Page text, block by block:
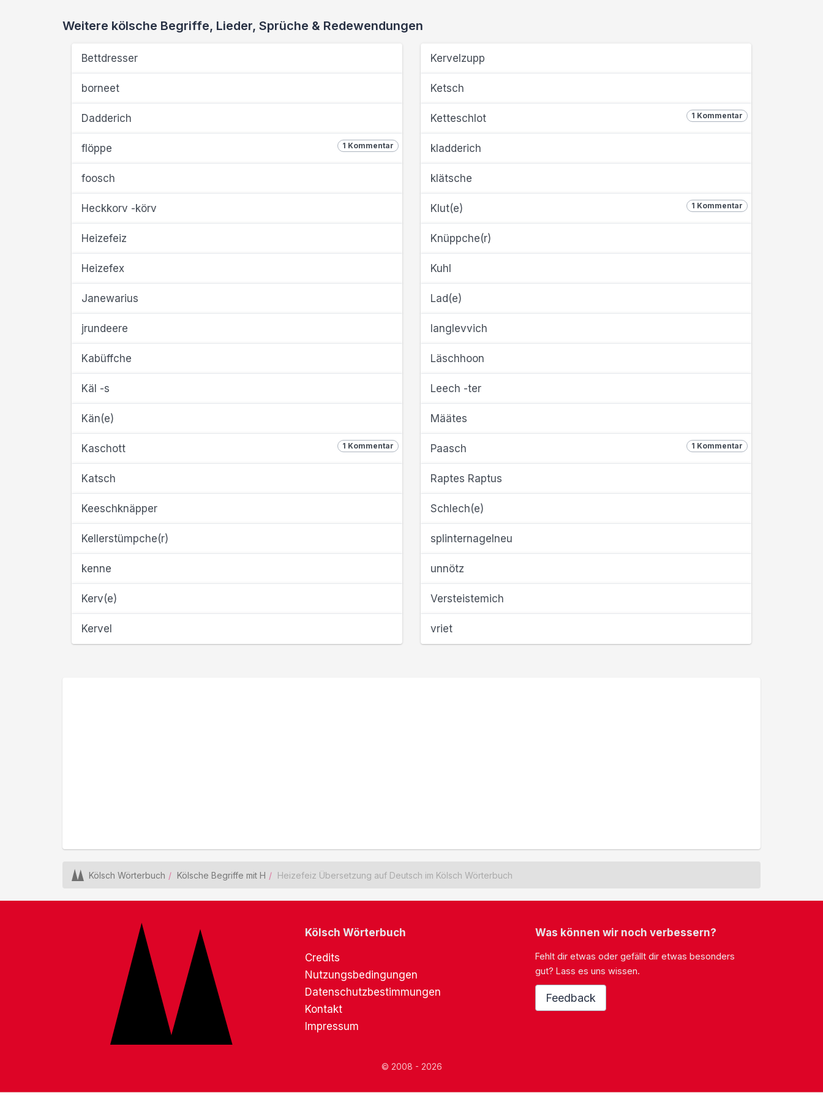
Weitere kölsche Begriffe, Lieder, Sprüche & Redewendungen
Bettdresser
borneet
Dadderich
1 Kommentar
flöppe
foosch
Heckkorv -körv
Heizefeiz
Heizefex
Janewarius
jrundeere
Kabüffche
Käl -s
Kän(e)
1 Kommentar
Kaschott
Katsch
Keeschknäpper
Kellerstümpche(r)
kenne
Kerv(e)
Kervel
Kervelzupp
Ketsch
1 Kommentar
Ketteschlot
kladderich
klätsche
1 Kommentar
Klut(e)
Knüppche(r)
Kuhl
Lad(e)
langlevvich
Läschhoon
Leech -ter
Määtes
1 Kommentar
Paasch
Raptes Raptus
Schlech(e)
splinternagelneu
unnötz
Versteistemich
vriet
Kölsch Wörterbuch Kölsche Begriffe mit H Heizefeiz Übersetzung auf Deutsch im Kölsch Wörterbuch
Kölsch Wörterbuch
Credits
Nutzungsbedingungen
Datenschutzbestimmungen
Kontakt
Impressum
Was können wir noch verbessern?
Fehlt dir etwas oder gefällt dir etwas besonders
gut? Lass es uns wissen.
Feedback
© 2008 - 2026